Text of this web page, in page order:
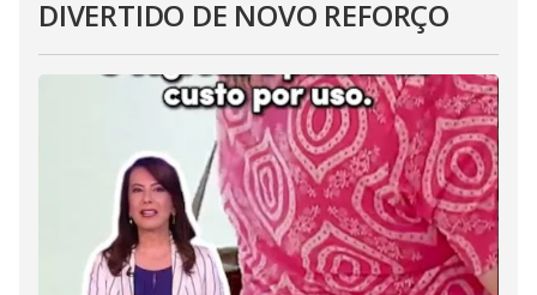
DIVERTIDO DE NOVO REFORÇO